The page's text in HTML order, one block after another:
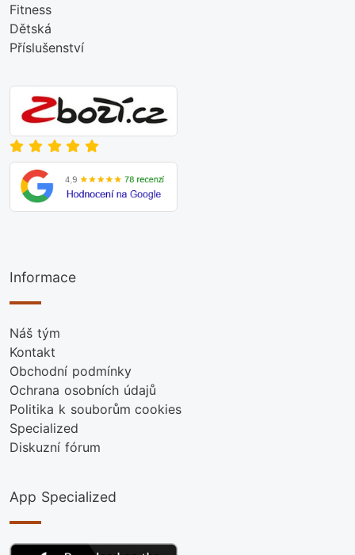
Fitness
Dětská
Příslušenství
Informace
Náš tým
Kontakt
Obchodní podmínky
Ochrana osobních údajů
Politika k souborům cookies
Specialized
Diskuzní fórum
App Specialized